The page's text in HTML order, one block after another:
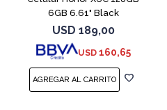
6GB 6.61" Black
USD 189,00
USD 160,65